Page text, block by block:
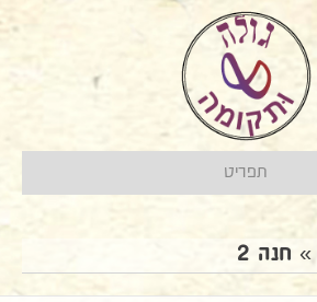
תפריט
» חנה 2